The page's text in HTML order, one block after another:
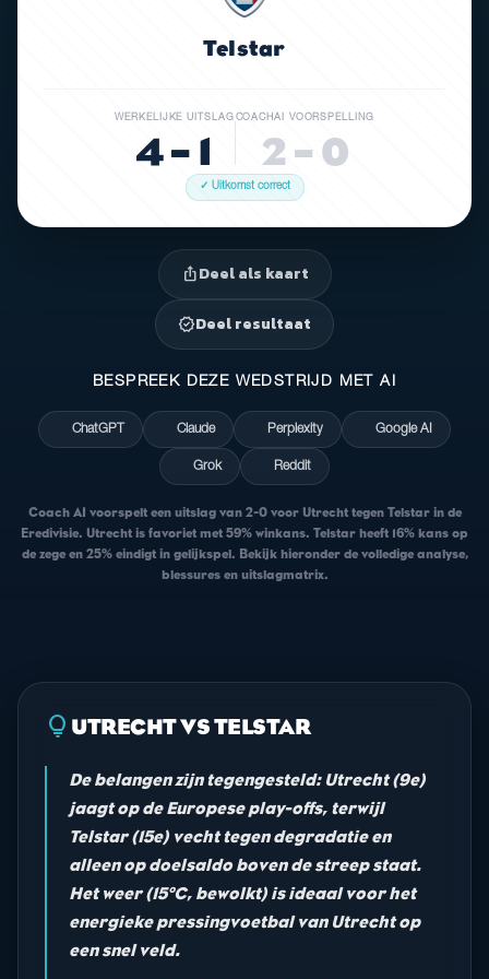
Telstar
WERKELIJKE UITSLAG
4 – 1
COACHAI VOORSPELLING
2 – 0
✓ Uitkomst correct
ios_shareDeel als kaart
verifiedDeel resultaat
BESPREEK DEZE WEDSTRIJD MET AI
ChatGPT Claude Perplexity Google AI
Grok Reddit
Coach AI voorspelt een uitslag van 2-0 voor Utrecht tegen Telstar in de
Eredivisie. Utrecht is favoriet met 59% winkans. Telstar heeft 16% kans op
de zege en 25% eindigt in gelijkspel. Bekijk hieronder de volledige analyse,
blessures en uitslagmatrix.
lightbulb UTRECHT VS TELSTAR
De belangen zijn tegengesteld: Utrecht (9e)
jaagt op de Europese play-offs, terwijl
Telstar (15e) vecht tegen degradatie en
alleen op doelsaldo boven de streep staat.
Het weer (15°C, bewolkt) is ideaal voor het
energieke pressingvoetbal van Utrecht op
een snel veld.